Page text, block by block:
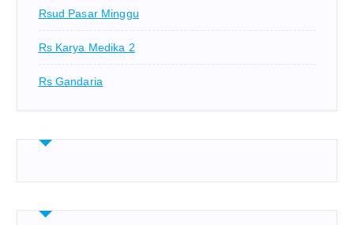
Rsud Pasar Minggu
Rs Karya Medika 2
Rs Gandaria